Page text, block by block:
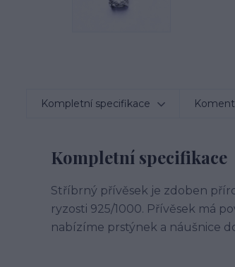
Kompletní specifikace
Kompletní specifikace
Stříbrný přívěsek je zdoben
ryzosti 925/1000. Přívěsek má
nabízíme prstýnek a náušnice